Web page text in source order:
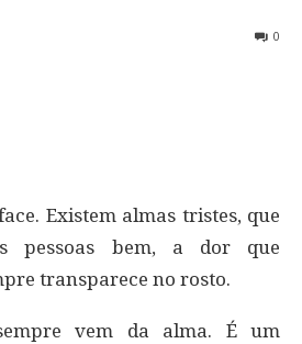
0
Existem almas tristes, que
pessoas bem, a dor que
transparece no rosto.
vem da alma. É um